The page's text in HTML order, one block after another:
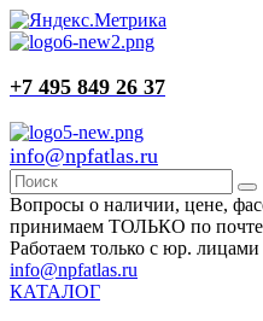
+7 495 849 26 37
info@npfatlas.ru
Вопросы о наличии, цене,
принимаем ТОЛЬКО по почте
Работаем только с юр.
info@npfatlas.ru
КАТАЛОГ